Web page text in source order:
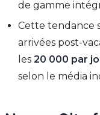
de gamme
Cette tendance
arrivées post-
les20 000 par
selon le média